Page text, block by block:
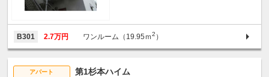
B301 2.7万円 ワンルーム（19.95ｍ2 ）
アパート 第1杉本ハイム